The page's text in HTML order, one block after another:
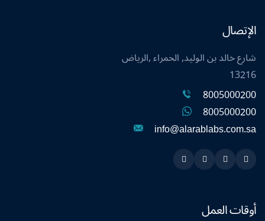
الإتصال
شارع خالد بن الوليد, الحمراء ,الرياض
13216
8005000200
8005000200
info@alarablabs.com.sa
Snapchat
Twitter
Linkedin
Instagram
أوقات العمل